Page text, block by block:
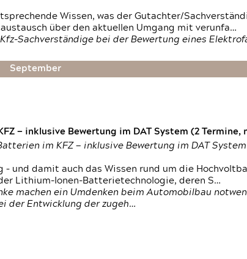
Wissen, was der Gutachter/
über den aktuellen Umgang mit verunfa…
Sachverständige bei der Bewertung eines
September
— inklusive Bewertung im DAT System (2 Termine,
im KFZ — inklusive Bewertung im DAT System
und damit auch das Wissen rund um die
Lithium-Ionen-Batterietechnologie, deren S…
machen ein Umdenken beim Automobilbau
der Entwicklung der zugeh…